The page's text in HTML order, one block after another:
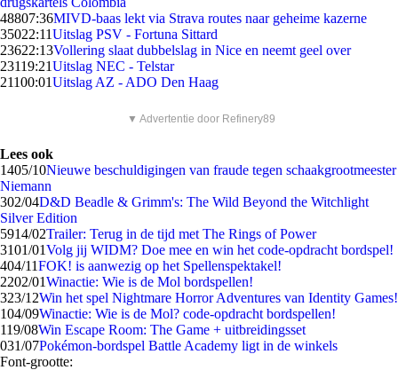
48807:36MIVD-baas lekt via Strava routes naar geheime kazerne
35022:11Uitslag PSV - Fortuna Sittard
23622:13Vollering slaat dubbelslag in Nice en neemt geel over
23119:21Uitslag NEC - Telstar
21100:01Uitslag AZ - ADO Den Haag
▼ Advertentie door Refinery89
Lees ook
1405/10Nieuwe beschuldigingen van fraude tegen schaakgrootmeester
Niemann
302/04D&D Beadle & Grimm's: The Wild Beyond the Witchlight
Silver Edition
5914/02Trailer: Terug in de tijd met The Rings of Power
3101/01Volg jij WIDM? Doe mee en win het code-opdracht bordspel!
404/11FOK! is aanwezig op het Spellenspektakel!
2202/01Winactie: Wie is de Mol bordspellen!
323/12Win het spel Nightmare Horror Adventures van Identity Games!
104/09Winactie: Wie is de Mol? code-opdracht bordspellen!
119/08Win Escape Room: The Game + uitbreidingsset
031/07Pokémon-bordspel Battle Academy ligt in de winkels
Font-grootte: